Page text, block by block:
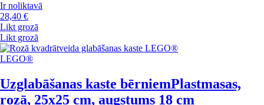
Ir noliktavā
28,40 €
Likt grozā
Likt grozā
LEGO®
Uzglabāšanas kaste bērniemPlastmasas,
rozā, 25x25 cm, augstums 18 cm